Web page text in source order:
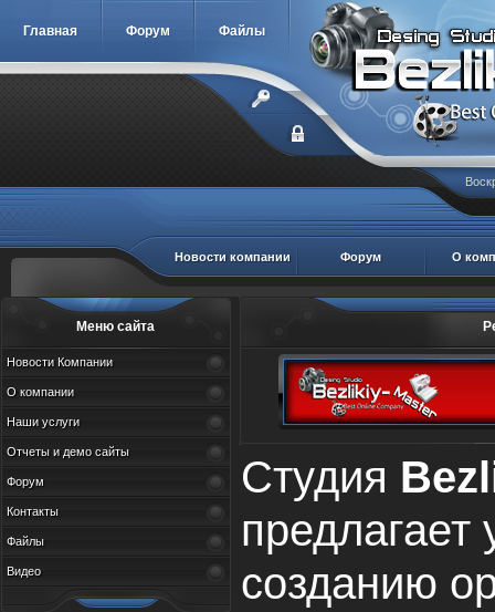
Главная Форум Файлы
Новости компании Форум О
Меню сайта
Новости Компании
О компании
Наши услуги
Отчеты и демо сайты
Форум
Контакты
Файлы
Видео
Студия
предлагает
созданию